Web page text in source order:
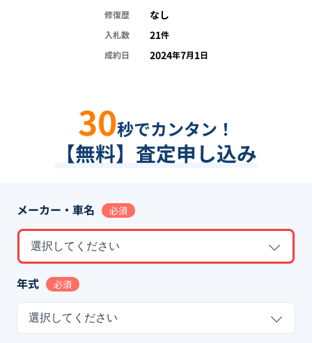
修復歴
なし
入札数 21件
成約日
2024年7月1日
30秒でカンタン！
【無料】査定申し込み
メーカー・車名 必須
選択してください
年式 必須
選択してください